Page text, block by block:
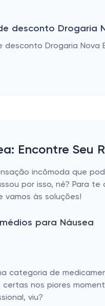
B e C
Remédio para reposição hormonal
erétil
Remédio para cólica e antiflatulantes
desconto Drogaria
Encontre Seu
incômoda que
por isso, né? Para
vamos às soluções!
para Náusea
categoria de
nos piores
viu?